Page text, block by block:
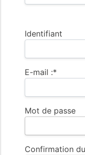
Identifiant
E-mail :*
Mot de passe
Confirmation